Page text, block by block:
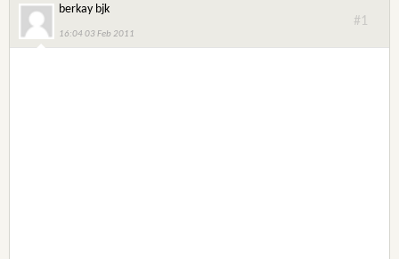
berkay bjk
16:04 03 Feb 2011
#1